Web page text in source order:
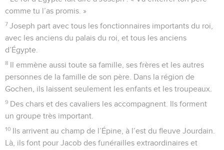
comme tu l’as promis. »
7 Joseph part avec tous les fonctionnaires importants du roi,
avec les anciens du palais du roi, et tous les anciens
d’Égypte.
8 Il emmène aussi toute sa famille, ses frères et les autres
personnes de la famille de son père. Dans la région de
Gochen, ils laissent seulement les enfants et les troupeaux.
9 Des chars et des cavaliers les accompagnent. Ils forment
un groupe très important.
10 Ils arrivent au champ de l’Épine, à l’est du fleuve Jourdain.
Là, ils font pour Jacob des funérailles extraordinaires et